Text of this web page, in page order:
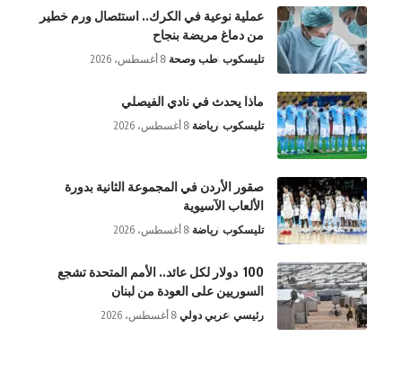
عملية نوعية في الكرك.. استئصال ورم خطير
من دماغ مريضة بنجاح
تليسكوب طب وصحة 8 أغسطس، 2026
ماذا يحدث في نادي الفيصلي
تليسكوب رياضة 8 أغسطس، 2026
صقور الأردن في المجموعة الثانية بدورة
الألعاب الآسيوية
تليسكوب رياضة 8 أغسطس، 2026
100 دولار لكل عائد.. الأمم المتحدة تشجع
السوريين على العودة من لبنان
رئيسي عربي دولي 8 أغسطس، 2026